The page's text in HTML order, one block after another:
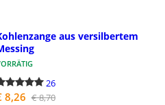
aus versilbertem
26
8,26 € 8,70